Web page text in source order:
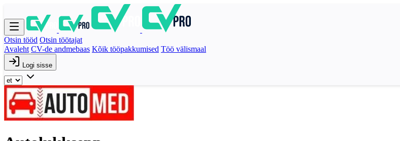
Otsin tööd Otsin töötajat
Avaleht CV-de andmebaas Kõik tööpakkumised Töö välismaal
Logi sisse